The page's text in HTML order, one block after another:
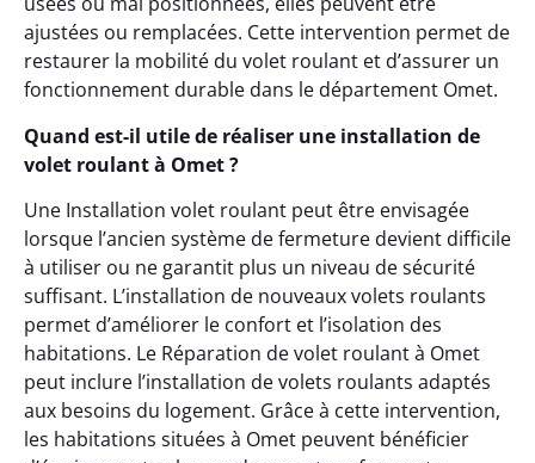
ajustées ou remplacées. Cette intervention permet de
restaurer la mobilité du volet roulant et d’assurer un
fonctionnement durable dans le département Omet.
Quand est-il utile de réaliser une installation de
volet roulant à Omet ?
Une Installation volet roulant peut être envisagée
lorsque l’ancien système de fermeture devient difficile
à utiliser ou ne garantit plus un niveau de sécurité
suffisant. L’installation de nouveaux volets roulants
permet d’améliorer le confort et l’isolation des
habitations. Le Réparation de volet roulant à Omet
peut inclure l’installation de volets roulants adaptés
aux besoins du logement. Grâce à cette intervention,
les habitations situées à Omet peuvent bénéficier